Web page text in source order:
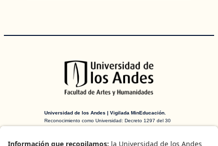
Universidad de los Andes | Vigilada MinEducación.
Reconocimiento como Universidad: Decreto 1297 del 30